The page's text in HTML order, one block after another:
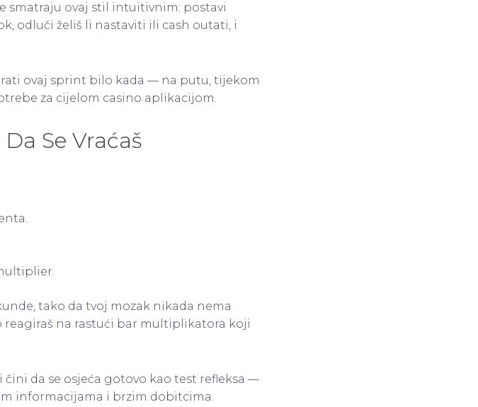
smatraju ovaj stil intuitivnim: postavi
odluči želiš li nastaviti ili cash outati, i
ovaj sprint bilo kada — na putu, tijekom
za cijelom casino aplikacijom.
Se Vraćaš
tako da tvoj mozak nikada nema
reagiraš na rastući bar multiplikatora koji
da se osjeća gotovo kao test refleksa —
informacijama i brzim dobitcima.